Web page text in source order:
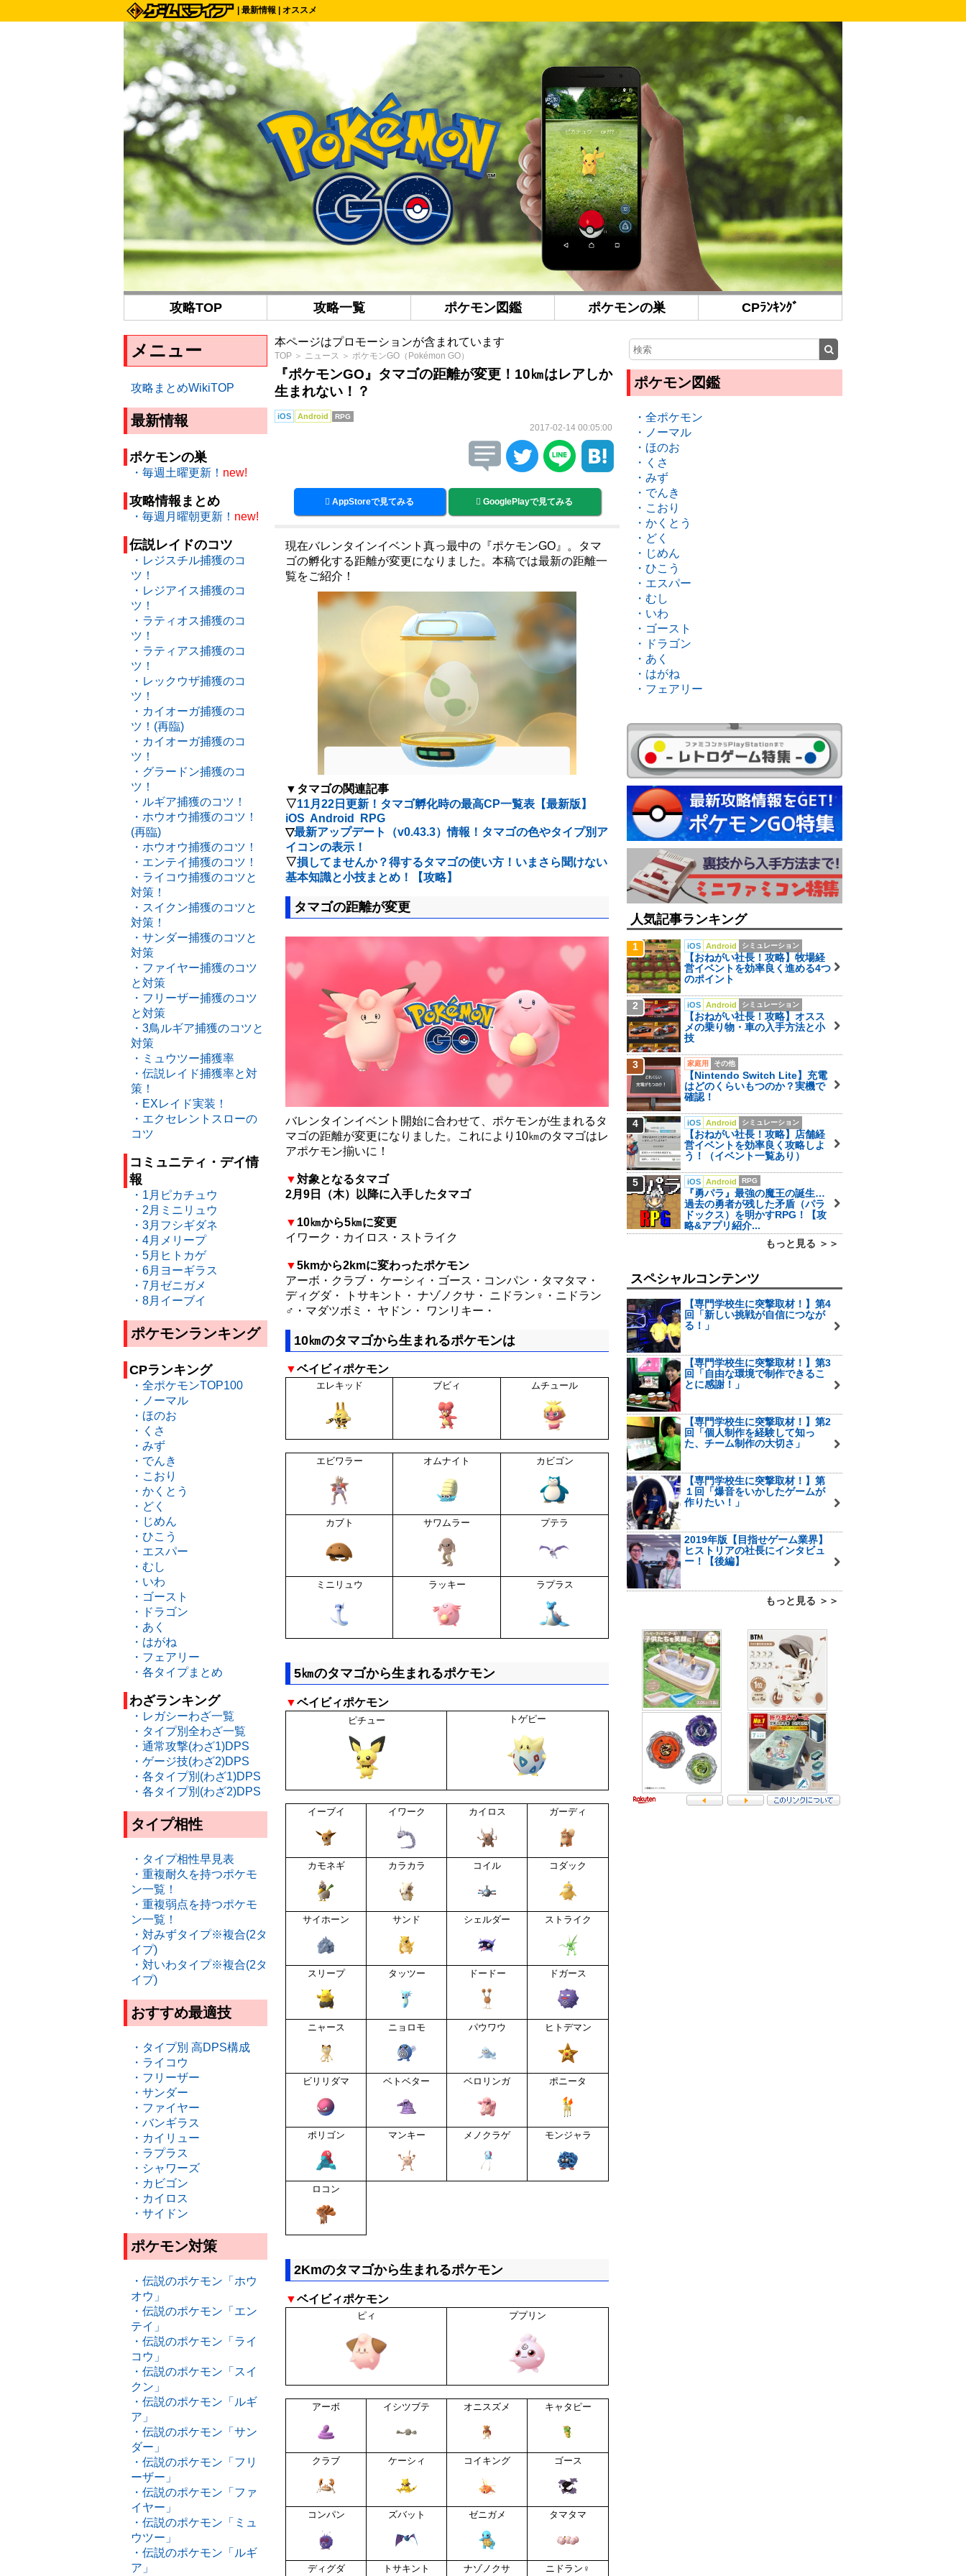
最新情報 オススメ
攻略TOP 攻略一覧 ポケモン図鑑 ポケモンの巣 CPﾗﾝｷﾝｸﾞ
本ページはプロモーションが含まれています
TOP ＞ ニュース ＞ ポケモンGO（Pokémon GO）
『ポケモンGO』タマゴの距離が変更！10㎞はレアしか
生まれない！？
iOS Android RPG
2017-02-14 00:05:00
AppStoreで見てみる GooglePlayで見てみる
現在バレンタインイベント真っ最中の『ポケモンGO』。タマ
ゴの孵化する距離が変更になりました。本稿では最新の距離一
覧をご紹介！
▼タマゴの関連記事
▽11月22日更新！タマゴ孵化時の最高CP一覧表【最新版】
iOS Android RPG
▽最新アップデート（v0.43.3）情報！タマゴの色やタイプ別ア
イコンの表示！
▽損してませんか？得するタマゴの使い方！いまさら聞けない
基本知識と小技まとめ！【攻略】
タマゴの距離が変更
バレンタインイベント開始に合わせて、ポケモンが生まれるタ
マゴの距離が変更になりました。これにより10㎞のタマゴはレ
アポケモン揃いに！
▼対象となるタマゴ
2月9日（木）以降に入手したタマゴ
▼ 10㎞から5㎞に変更
イワーク・カイロス・ストライク
▼5kmから2kmに変わったポケモン
アーボ・クラブ・ ケーシィ・ゴース・コンパン・タマタマ・
ディグダ・ トサキント・ ナゾノクサ・ ニドラン♀・ニドラン
♂・マダツボミ・ ヤドン・ ワンリキー・
10㎞のタマゴから生まれるポケモンは
▼ベイビィポケモン
エレキッド ブビィ ムチュール
エビワラー オムナイト カビゴン
カブト サワムラー プテラ
ミニリュウ ラッキー ラプラス
5㎞のタマゴから生まれるポケモン
▼ベイビィポケモン
ピチュー トゲピー
イーブイ イワーク カイロス ガーディ
カモネギ カラカラ コイル コダック
サイホーン サンド シェルダー ストライク
スリープ タッツー ドードー ドガース
ニャース ニョロモ パウワウ ヒトデマン
ビリリダマ ベトベター ベロリンガ ポニータ
ポリゴン マンキー メノクラゲ モンジャラ
ロコン
2Kmのタマゴから生まれるポケモン
▼ベイビィポケモン
ピィ ププリン
アーボ イシツブテ オニスズメ キャタピー
クラブ ケーシィ コイキング ゴース
コンパン ズバット ゼニガメ タマタマ
ディグダ トサキント ナゾノクサ ニドラン♀
メニュー
攻略まとめWikiTOP
最新情報
ポケモンの巣
・毎週土曜更新！ new!
攻略情報まとめ
・毎週月曜朝更新！ new!
伝説レイドのコツ
・レジスチル捕獲のコ
ツ！
・レジアイス捕獲のコ
ツ！
・ラティオス捕獲のコ
ツ！
・ラティアス捕獲のコ
ツ！
・レックウザ捕獲のコ
ツ！
・カイオーガ捕獲のコ
ツ！(再臨)
・カイオーガ捕獲のコ
ツ！
・グラードン捕獲のコ
ツ！
・ルギア捕獲のコツ！
・ホウオウ捕獲のコツ！
(再臨)
・ホウオウ捕獲のコツ！
・エンテイ捕獲のコツ！
・ライコウ捕獲のコツと
対策！
・スイクン捕獲のコツと
対策！
・サンダー捕獲のコツと
対策
・ファイヤー捕獲のコツ
と対策
・フリーザー捕獲のコツ
と対策
・3鳥ルギア捕獲のコツと
対策
・ミュウツー捕獲率
・伝説レイド捕獲率と対
策！
・EXレイド実装！
・エクセレントスローの
コツ
コミュニティ・デイ情
報
・1月ピカチュウ
・2月ミニリュウ
・3月フシギダネ
・4月メリープ
・5月ヒトカゲ
・6月ヨーギラス
・7月ゼニガメ
・8月イーブイ
ポケモンランキング
CPランキング
・全ポケモンTOP100
・ノーマル
・ほのお
・くさ
・みず
・でんき
・こおり
・かくとう
・どく
・じめん
・ひこう
・エスパー
・むし
・いわ
・ゴースト
・ドラゴン
・あく
・はがね
・フェアリー
・各タイプまとめ
わざランキング
・レガシーわざ一覧
・タイプ別全わざ一覧
・通常攻撃(わざ1)DPS
・ゲージ技(わざ2)DPS
・各タイプ別(わざ1)DPS
・各タイプ別(わざ2)DPS
タイプ相性
・タイプ相性早見表
・重複耐久を持つポケモ
ン一覧！
・重複弱点を持つポケモ
ン一覧！
・対みずタイプ※複合(2タ
イプ)
・対いわタイプ※複合(2タ
イプ)
おすすめ最適技
・タイプ別 高DPS構成
・ライコウ
・フリーザー
・サンダー
・ファイヤー
・バンギラス
・カイリュー
・ラプラス
・シャワーズ
・カビゴン
・カイロス
・サイドン
ポケモン対策
・伝説のポケモン「ホウ
オウ」
・伝説のポケモン「エン
テイ」
・伝説のポケモン「ライ
コウ」
・伝説のポケモン「スイ
クン」
・伝説のポケモン「ルギ
ア」
・伝説のポケモン「サン
ダー」
・伝説のポケモン「フリ
ーザー」
・伝説のポケモン「ファ
イヤー」
・伝説のポケモン「ミュ
ウツー」
・伝説のポケモン「ルギ
ア」
ポケモン図鑑
・全ポケモン
・ノーマル
・ほのお
・くさ
・みず
・でんき
・こおり
・かくとう
・どく
・じめん
・ひこう
・エスパー
・むし
・いわ
・ゴースト
・ドラゴン
・あく
・はがね
・フェアリー
人気記事ランキング
1 iOS Android シミュレーション
【おねがい社長！攻略】牧場経
営イベントを効率良く進める4つ
のポイント
2 iOS Android シミュレーション
【おねがい社長！攻略】オスス
メの乗り物・車の入手方法と小
技
3 家庭用 その他
【Nintendo Switch Lite】充電
はどのくらいもつのか？実機で
確認！
4 iOS Android シミュレーション
【おねがい社長！攻略】店舗経
営イベントを効率良く攻略しよ
う！（イベント一覧あり）
5 iOS Android RPG
『勇パラ』最強の魔王の誕生…
過去の勇者が残した矛盾（パラ
ドックス）を明かすRPG！【攻
略&アプリ紹介...
もっと見る ＞＞
スペシャルコンテンツ
【専門学校生に突撃取材！】第4
回「新しい挑戦が自信につなが
る！」
【専門学校生に突撃取材！】第3
回「自由な環境で制作できるこ
とに感謝！」
【専門学校生に突撃取材！】第2
回「個人制作を経験して知っ
た、チーム制作の大切さ」
【専門学校生に突撃取材！】第
１回「爆音をいかしたゲームが
作りたい！」
2019年版【目指せゲーム業界】
ヒストリアの社長にインタビュ
ー！【後編】
もっと見る ＞＞